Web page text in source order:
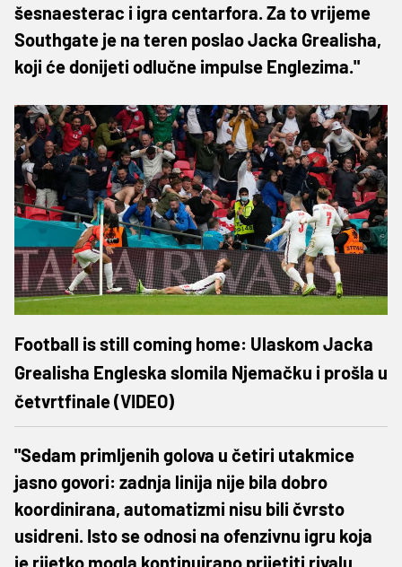
šesnaesterac i igra centarfora. Za to vrijeme
Southgate je na teren poslao Jacka Grealisha,
koji će donijeti odlučne impulse Englezima."
Football is still coming home: Ulaskom Jacka
Grealisha Engleska slomila Njemačku i prošla u
četvrtfinale (VIDEO)
"Sedam primljenih golova u četiri utakmice
jasno govori: zadnja linija nije bila dobro
koordinirana, automatizmi nisu bili čvrsto
usidreni. Isto se odnosi na ofenzivnu igru ​​koja
je rijetko mogla kontinuirano prijetiti rivalu.